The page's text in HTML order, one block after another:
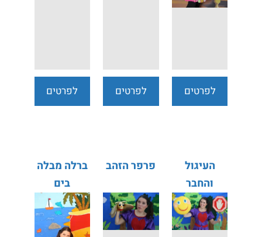
לפרטים
לפרטים
לפרטים
העיגול
והחבר
פרפר הזהב
ברלה מבלה
בים